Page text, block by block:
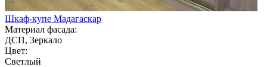
Шкаф-купе Мадагаскар
Материал фасада:
ДСП, Зеркало
Цвет:
Светлый